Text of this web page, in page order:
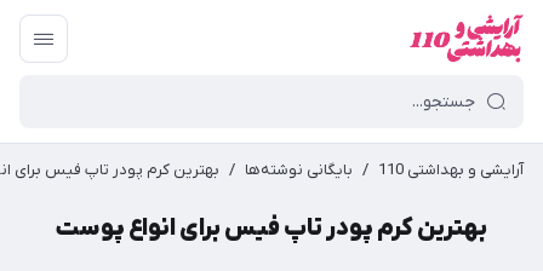
آرایشی و بهداشتی 110 / بایگانی نوشته‌ها / بهترین کرم پودر تاپ فیس برای
بهترین کرم پودر تاپ فیس برای انواع پوست